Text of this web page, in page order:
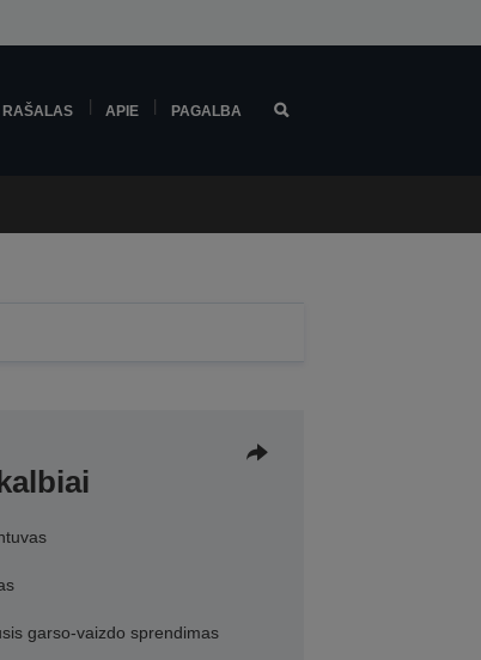
RAŠALAS APIE PAGALBA
garso-vaizdo sprendimas